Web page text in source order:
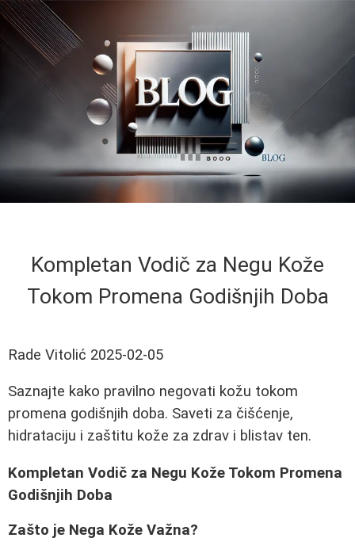
Kompletan Vodič za Negu Kože
Tokom Promena Godišnjih Doba
Rade Vitolić 2025-02-05
Saznajte kako pravilno negovati kožu tokom
promena godišnjih doba. Saveti za čišćenje,
hidrataciju i zaštitu kože za zdrav i blistav ten.
Kompletan Vodič za Negu Kože Tokom Promena
Godišnjih Doba
Zašto je Nega Kože Važna?